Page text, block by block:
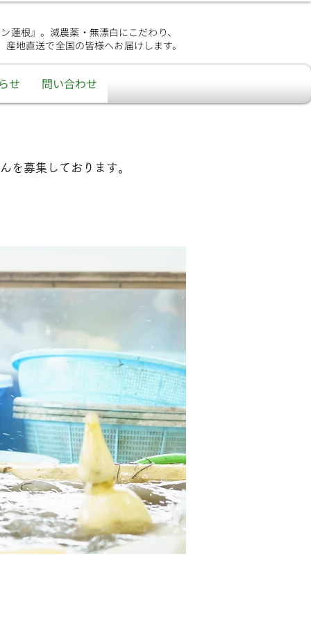
蓮根』。減農薬・無漂白にこだわり、
地直送で全国の皆様へお届けします。
せ 問い合わせ
を募集しております。​